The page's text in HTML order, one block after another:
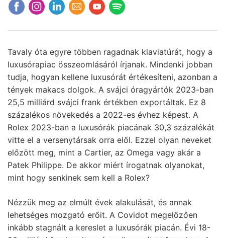
Tavaly óta egyre többen ragadnak klaviatúrát, hogy a
luxusórapiac összeomlásáról írjanak. Mindenki jobban
tudja, hogyan kellene luxusórát értékesíteni, azonban a
tények makacs dolgok. A svájci óragyártók 2023-ban
25,5 milliárd svájci frank értékben exportáltak. Ez 8
százalékos növekedés a 2022-es évhez képest. A
Rolex 2023-ban a luxusórák piacának 30,3 százalékát
vitte el a versenytársak orra elől. Ezzel olyan neveket
előzött meg, mint a Cartier, az Omega vagy akár a
Patek Philippe. De akkor miért írogatnak olyanokat,
mint hogy senkinek sem kell a Rolex?
Nézzük meg az elmúlt évek alakulását, és annak
lehetséges mozgató erőit. A Covidot megelőzően
inkább stagnált a kereslet a luxusórák piacán. Évi 18-